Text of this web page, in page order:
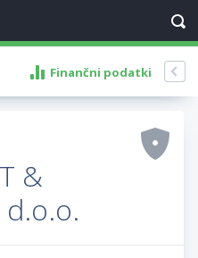
Finančni podatki
&
d.o.o.